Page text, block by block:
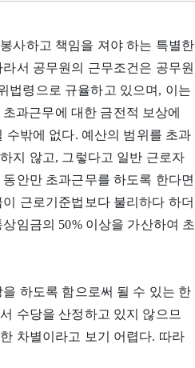
사하고 책임을 져야 하는 특별한
서 공무원의 근무조건은 공무원
법령으로 규율하고 있으며, 이는
과근무에 대한 금전적 보상에
수밖에 없다. 예산의 범위를 초과
지 않고, 그렇다고 일반 근로자
안만 초과근무를 하도록 한다면
근로기준법보다 불리하다 하더
임금의 50% 이상을 가산하여 초
하도록 함으로써 될 수 있는 한
수당을 산정하고 있지 않으므
차별이라고 보기 어렵다. 따라